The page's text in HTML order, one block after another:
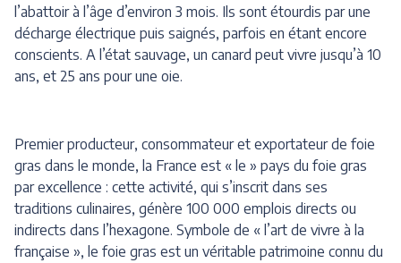
l’abattoir à l’âge d’environ 3 mois. Ils sont étourdis par une
décharge électrique puis saignés, parfois en étant encore
conscients. A l’état sauvage, un canard peut vivre jusqu’à 10
ans, et 25 ans pour une oie.
Premier producteur, consommateur et exportateur de foie
gras dans le monde, la France est « le » pays du foie gras
par excellence : cette activité, qui s’inscrit dans ses
traditions culinaires, génère 100 000 emplois directs ou
indirects dans l’hexagone. Symbole de « l’art de vivre à la
française », le foie gras est un véritable patrimoine connu du